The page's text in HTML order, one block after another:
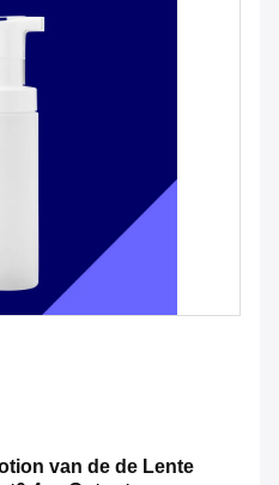
van de de Lente